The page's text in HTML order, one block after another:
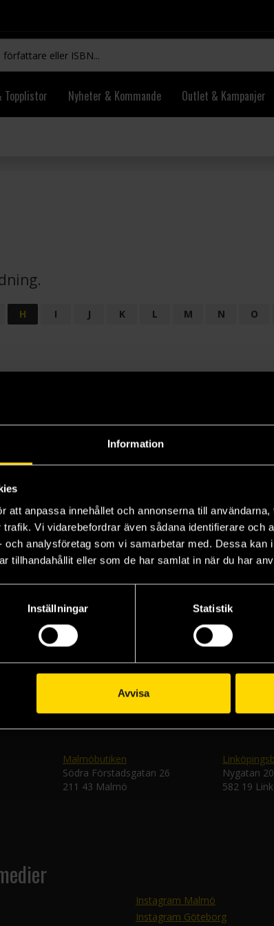
Information
att anpassa innehållet och annonserna till
Vi vidarebefordrar även sådana identifierare och
och analysföretag som vi samarbetar med. Dessa kan
tillhandahållit eller som de har samlat in när du har
Inställningar Statistik
Avvisa
Topplistor Nyheter & Kommande Outlet & Kampanjer
H I J K L M N O
Prenumerera på vårt nyhetsbrev
Malmöbutiken
Södra Förstadsgatan 26
211 43 Malmö
Nygatan 20
582 19
Instagram Malmö
Instagram Göteborg